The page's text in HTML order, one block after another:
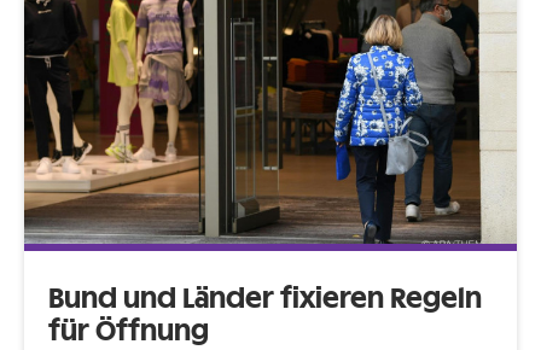
Bund und Länder fixieren Regeln
für Öffnung